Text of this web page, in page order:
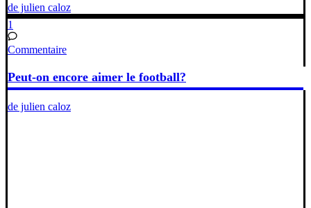
de julien caloz
1
Commentaire
Peut-on encore aimer le football?
de julien caloz